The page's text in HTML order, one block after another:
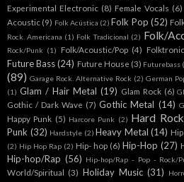
Experimental Electronic (8) Female Vocals (6)
Acoustic (9) Folk Acústica (2) Folk Pop (52)
Rock. Americana (1) Folk Tradicional (2) Folk/
Rock/Punk (1) Folk/Acoustic/Pop (4)
Future Bass (24) Future House (3) Futurebass
(89) Garage Rock. Alternative Rock (2) German
(1) Glam / Hair Metal (19) Glam Rock (6)
Gothic / Dark Wave (7) Gothic Metal (14)
Happy Punk (5) Harcore Punk (2) Hard Rock
Punk (32) Hardstyle (2) Heavy Metal (14)
(2) Hip Hop Rap (2) Hip- hop (6) Hip-Hop (27)
Hip-hop/Rap (56) Hip-hop/Rap - Pop - Rock/
World/Spiritual (3) Holiday Music (31)